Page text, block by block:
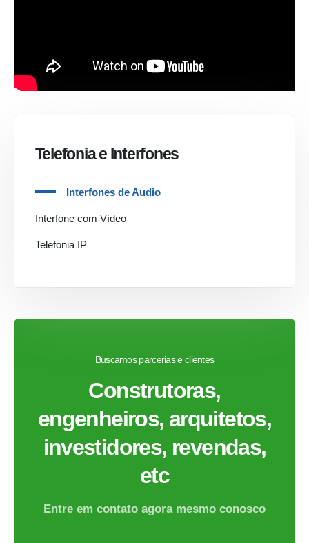
Telefonia e Interfones
Interfones de Audio
Interfone com Vídeo
Telefonia IP
Buscamos parcerias e clientes
Construtoras,
engenheiros, arquitetos,
investidores, revendas,
etc
Entre em contato agora mesmo conosco